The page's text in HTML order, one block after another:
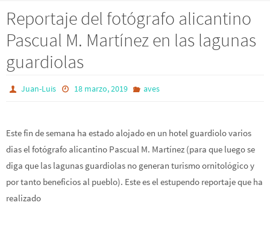
Reportaje del fotógrafo alicantino
Pascual M. Martínez en las lagunas
guardiolas
Juan-Luis 18 marzo, 2019 aves
Este fin de semana ha estado alojado en un hotel guardiolo varios
dias el fotógrafo alicantino Pascual M. Martínez (para que luego se
diga que las lagunas guardiolas no generan turismo ornitológico y
por tanto beneficios al pueblo). Este es el estupendo reportaje que ha
realizado